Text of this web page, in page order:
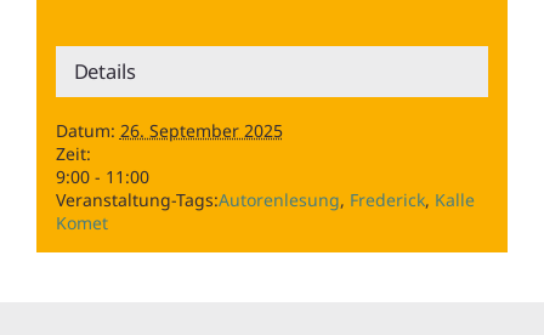
Details
Datum: 26. September 2025
Zeit:
9:00 - 11:00
Veranstaltung-Tags:Autorenlesung, Frederick, Kalle
Komet